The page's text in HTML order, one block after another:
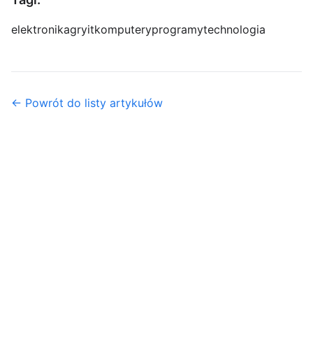
elektronikagryitkomputeryprogramytechnologia
← Powrót do listy artykułów